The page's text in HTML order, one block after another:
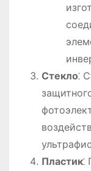
Стекло⁚
Пластик⁚